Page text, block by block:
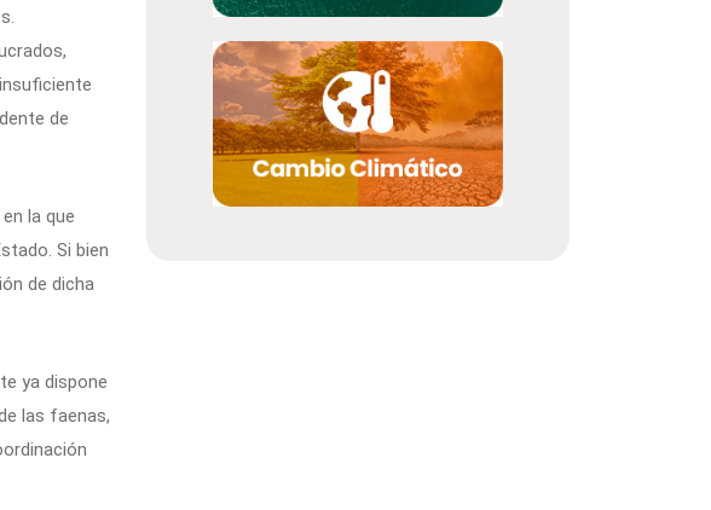
de
la que
Si bien
de dicha
ya dispone
las faenas,